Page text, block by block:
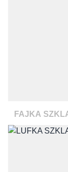
FAJKA